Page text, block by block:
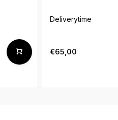
Deliverytime
€65,00